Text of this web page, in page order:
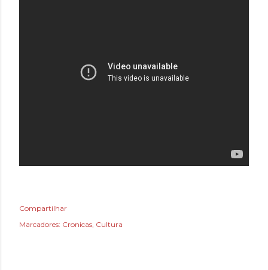
Compartilhar
Marcadores: Cronicas Cultura